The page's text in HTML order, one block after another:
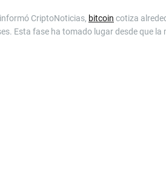
CriptoNoticias, bitcoin cotiza
Esta fase ha tomado lugar desde que